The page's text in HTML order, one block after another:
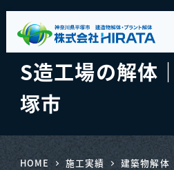
S造工場の解体
塚市
HOME 施工実績 建築物解体